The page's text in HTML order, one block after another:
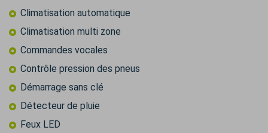
Climatisation automatique
Climatisation multi zone
Commandes vocales
Contrôle pression des pneus
Démarrage sans clé
Détecteur de pluie
Feux LED